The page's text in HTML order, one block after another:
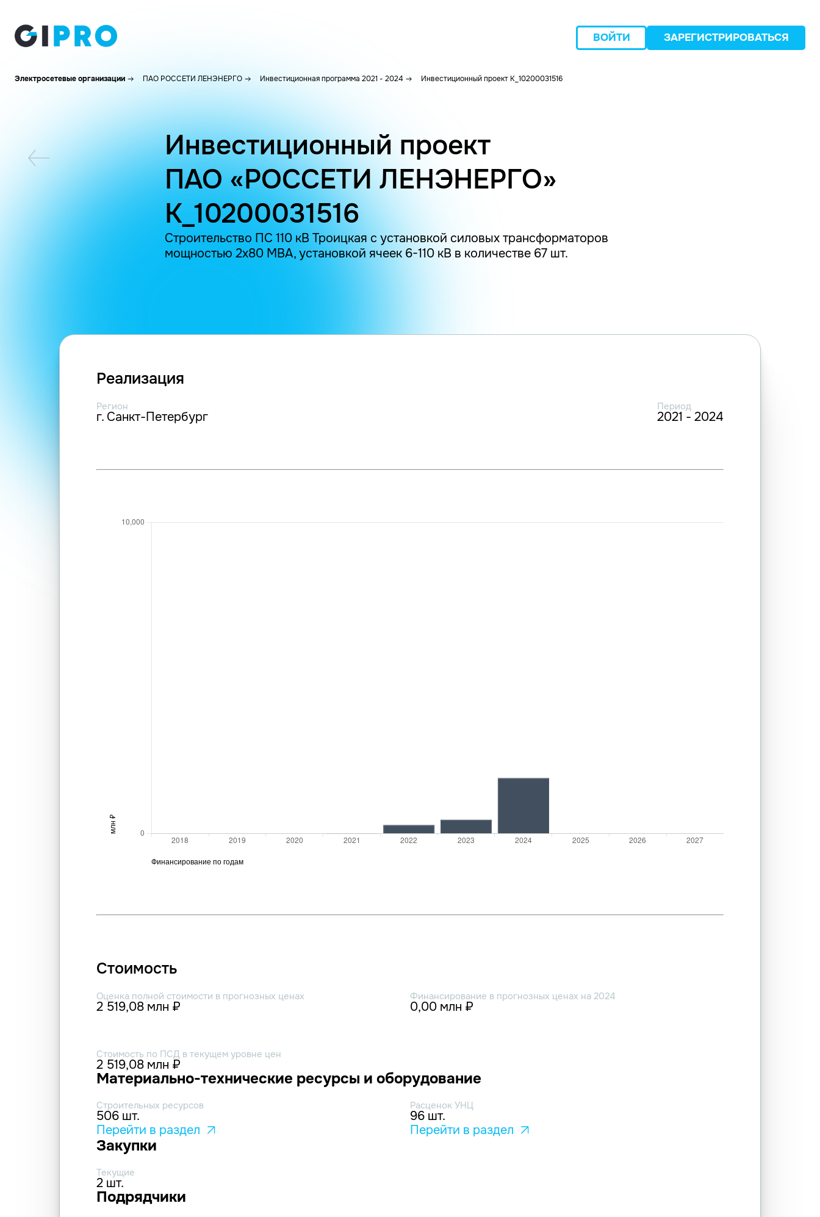
ВОЙТИ ЗАРЕГИСТРИРОВАТЬСЯ
Электросетевые организации ПАО РОССЕТИ ЛЕНЭНЕРГО Инвестиционная программа 2021 - 2024 Инвестиционный проект K_10200031516
Инвестиционный проект
ПАО «РОССЕТИ ЛЕНЭНЕРГО»
K_10200031516
Строительство ПС 110 кВ Троицкая с установкой силовых трансформаторов
мощностью 2х80 МВА, установкой ячеек 6-110 кВ в количестве 67 шт.
Реализация
Регион
г. Санкт-Петербург
Период
2021 - 2024
Стоимость
Оценка полной стоимости в прогнозных ценах
2 519,08 млн ₽
Финансирование в прогнозных ценах на 2024
0,00 млн ₽
Стоимость по ПСД в текущем уровне цен
2 519,08 млн ₽
Материально-технические ресурсы и оборудование
Строительных ресурсов
506 шт.
Перейти в раздел
Расценок УНЦ
96 шт.
Перейти в раздел
Закупки
Текущие
2 шт.
Подрядчики